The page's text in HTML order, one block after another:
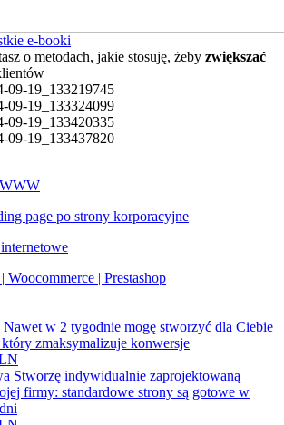
e-booki
o metodach, jakie stosuję, żeby zwiększać
page po strony korporacyjne
Woocommerce | Prestashop
Nawet w 2 tygodnie mogę stworzyć dla Ciebie
zmaksymalizuje konwersje
Stworzę indywidualnie zaprojektowaną
firmy: standardowe strony są gotowe w